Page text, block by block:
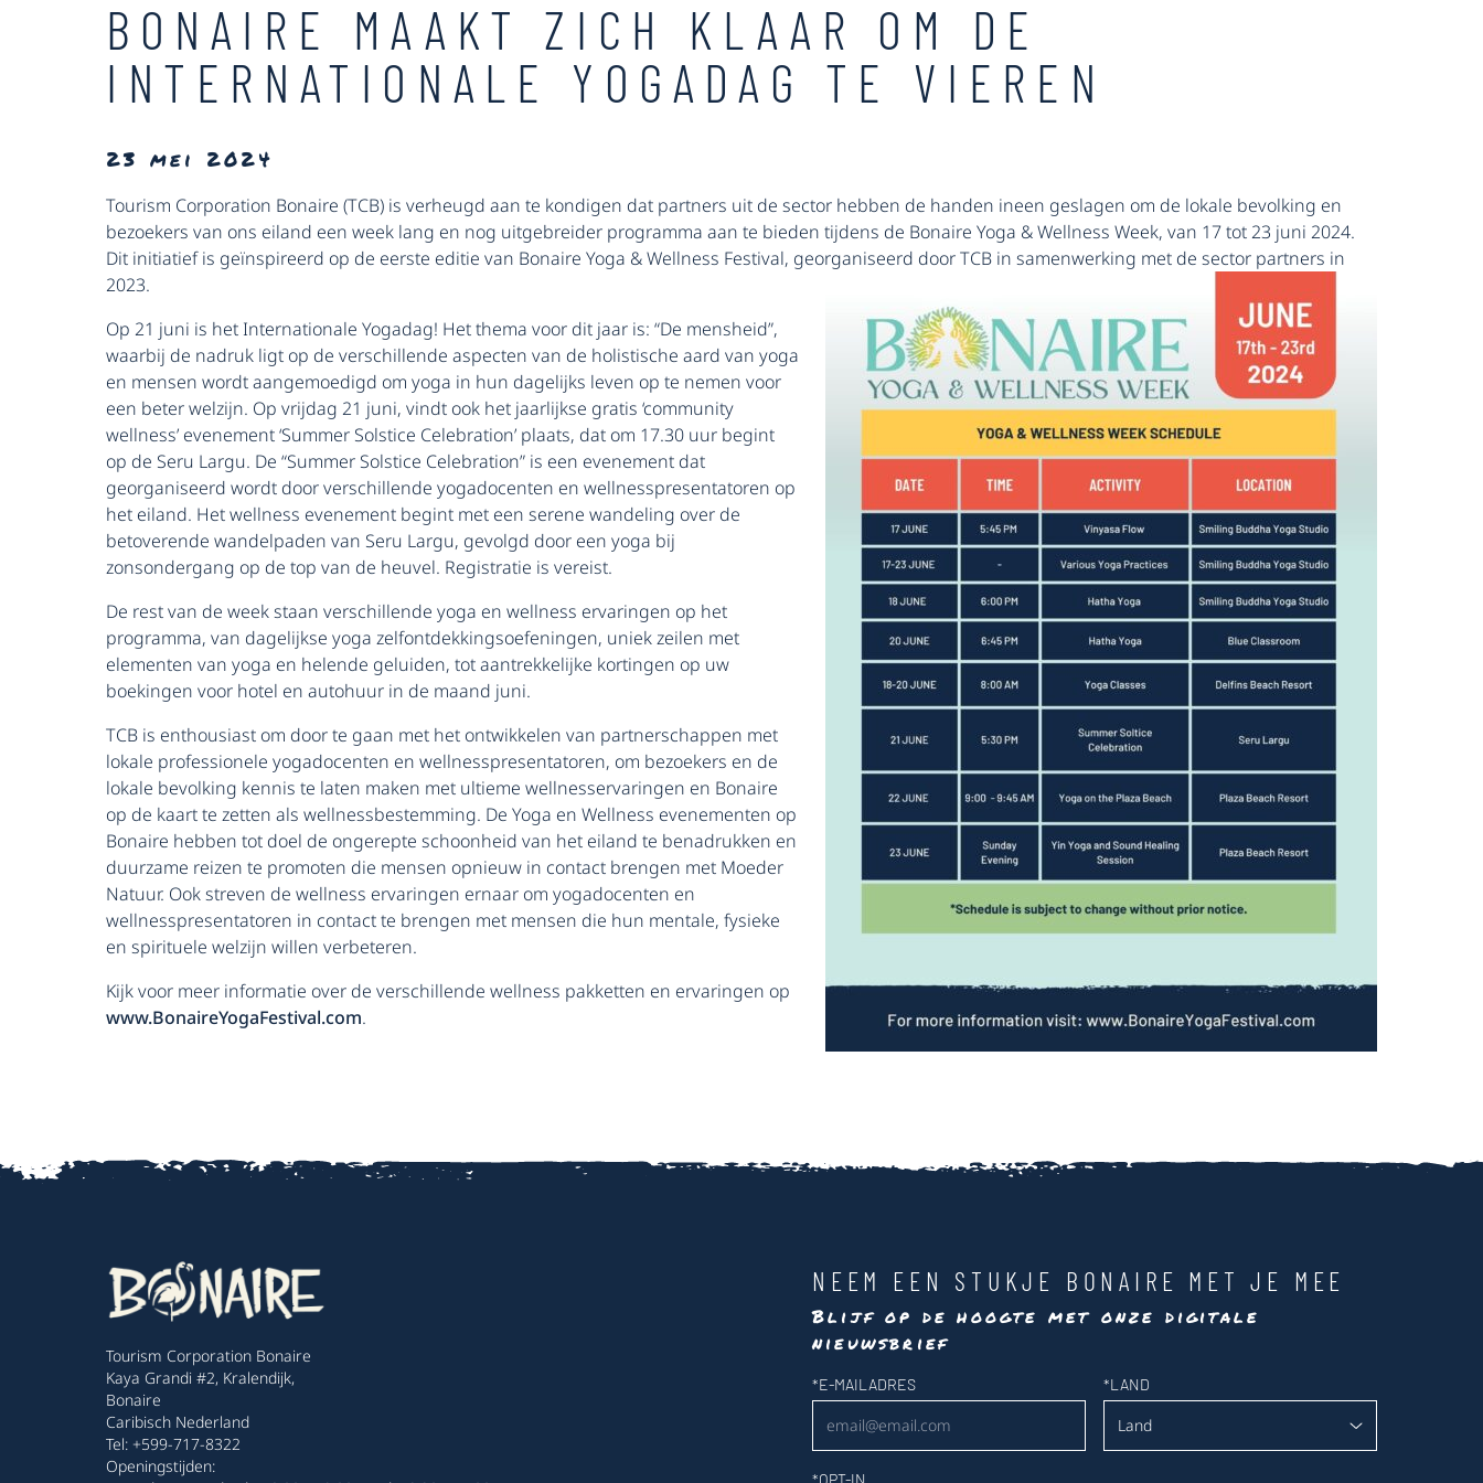
BONAIRE MAAKT ZICH KLAAR OM DE
INTERNATIONALE YOGADAG TE VIEREN
23 mei 2024
Tourism Corporation Bonaire (TCB) is verheugd aan te kondigen dat partners uit de sector hebben de handen ineen geslagen om de lokale bevolking en
bezoekers van ons eiland een week lang en nog uitgebreider programma aan te bieden tijdens de Bonaire Yoga & Wellness Week, van 17 tot 23 juni 2024.
Dit initiatief is geïnspireerd op de eerste editie van Bonaire Yoga & Wellness Festival, georganiseerd door TCB in samenwerking met de sector partners in
2023.
Op 21 juni is het Internationale Yogadag! Het thema voor dit jaar is: “De mensheid”,
waarbij de nadruk ligt op de verschillende aspecten van de holistische aard van yoga
en mensen wordt aangemoedigd om yoga in hun dagelijks leven op te nemen voor
een beter welzijn. Op vrijdag 21 juni, vindt ook het jaarlijkse gratis ‘community
wellness’ evenement ‘Summer Solstice Celebration’ plaats, dat om 17.30 uur begint
op de Seru Largu. De “Summer Solstice Celebration” is een evenement dat
georganiseerd wordt door verschillende yogadocenten en wellnesspresentatoren op
het eiland. Het wellness evenement begint met een serene wandeling over de
betoverende wandelpaden van Seru Largu, gevolgd door een yoga bij
zonsondergang op de top van de heuvel. Registratie is vereist.
De rest van de week staan verschillende yoga en wellness ervaringen op het
programma, van dagelijkse yoga zelfontdekkingsoefeningen, uniek zeilen met
elementen van yoga en helende geluiden, tot aantrekkelijke kortingen op uw
boekingen voor hotel en autohuur in de maand juni.
TCB is enthousiast om door te gaan met het ontwikkelen van partnerschappen met
lokale professionele yogadocenten en wellnesspresentatoren, om bezoekers en de
lokale bevolking kennis te laten maken met ultieme wellnesservaringen en Bonaire
op de kaart te zetten als wellnessbestemming. De Yoga en Wellness evenementen op
Bonaire hebben tot doel de ongerepte schoonheid van het eiland te benadrukken en
duurzame reizen te promoten die mensen opnieuw in contact brengen met Moeder
Natuur. Ook streven de wellness ervaringen ernaar om yogadocenten en
wellnesspresentatoren in contact te brengen met mensen die hun mentale, fysieke
en spirituele welzijn willen verbeteren.
Kijk voor meer informatie over de verschillende wellness pakketten en ervaringen op
www.BonaireYogaFestival.com.
Tourism Corporation Bonaire
Kaya Grandi #2, Kralendijk,
Bonaire
Caribisch Nederland
Tel: +599-717-8322
Openingstijden:
NEEM EEN STUKJE BONAIRE MET JE MEE
Blijf op de hoogte met onze digitale
nieuwsbrief
Nieuwsbrief
*E-MAILADRES *LAND
*OPT-IN